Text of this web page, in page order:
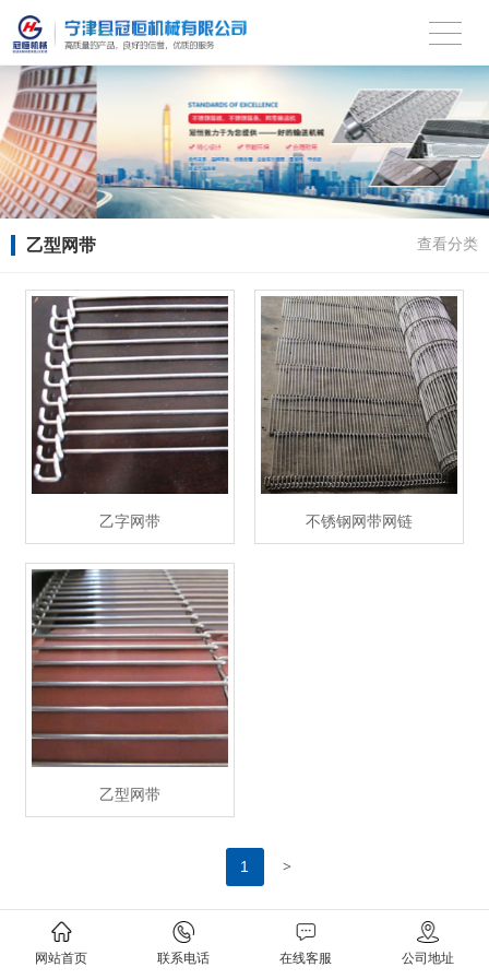
乙型网带 查看分类
乙字网带 不锈钢网带网链
乙型网带
1 >
网站首页 联系电话 在线客服 公司地址